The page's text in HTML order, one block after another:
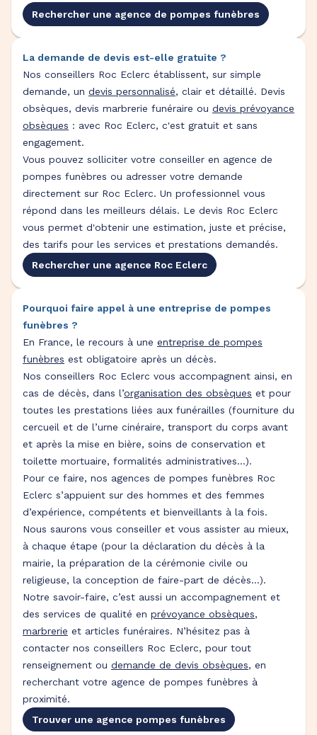
Rechercher une agence de pompes funèbres
La demande de devis est-elle gratuite ?
Nos conseillers Roc Eclerc établissent, sur simple
demande, un devis personnalisé, clair et détaillé. Devis
obsèques, devis marbrerie funéraire ou devis prévoyance
obsèques : avec Roc Eclerc, c'est gratuit et sans
engagement.
Vous pouvez solliciter votre conseiller en agence de
pompes funèbres ou adresser votre demande
directement sur Roc Eclerc. Un professionnel vous
répond dans les meilleurs délais. Le devis Roc Eclerc
vous permet d'obtenir une estimation, juste et précise,
des tarifs pour les services et prestations demandés.
Rechercher une agence Roc Eclerc
Pourquoi faire appel à une entreprise de pompes
funèbres ?
En France, le recours à une entreprise de pompes
funèbres est obligatoire après un décès.
Nos conseillers Roc Eclerc vous accompagnent ainsi, en
cas de décès, dans l’organisation des obsèques et pour
toutes les prestations liées aux funérailles (fourniture du
cercueil et de l’urne cinéraire, transport du corps avant
et après la mise en bière, soins de conservation et
toilette mortuaire, formalités administratives…).
Pour ce faire, nos agences de pompes funèbres Roc
Eclerc s’appuient sur des hommes et des femmes
d’expérience, compétents et bienveillants à la fois.
Nous saurons vous conseiller et vous assister au mieux,
à chaque étape (pour la déclaration du décès à la
mairie, la préparation de la cérémonie civile ou
religieuse, la conception de faire-part de décès…).
Notre savoir-faire, c’est aussi un accompagnement et
des services de qualité en prévoyance obsèques,
marbrerie et articles funéraires. N’hésitez pas à
contacter nos conseillers Roc Eclerc, pour tout
renseignement ou demande de devis obsèques, en
recherchant votre agence de pompes funèbres à
proximité.
Trouver une agence pompes funèbres